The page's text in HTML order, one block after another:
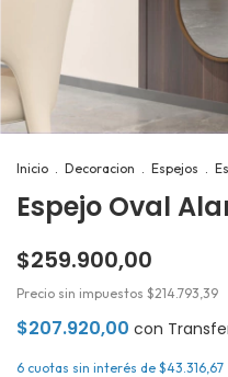
Inicio . Decoracion . Espejos .
Espejo Oval
$259.900,00
Precio sin impuestos $214.793,39
$207.920,00 con
6 cuotas sin interés de $43.316,67